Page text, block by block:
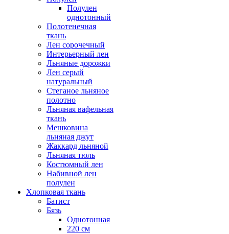
Полулен
однотонный
Полотенечная
ткань
Лен сорочечный
Интерьерный лен
Льняные дорожки
Лен серый
натуральный
Стеганое льняное
полотно
Льняная вафельная
ткань
Мешковина
льняная джут
Жаккард льняной
Льняная тюль
Костюмный лен
Набивной лен
полулен
Хлопковая ткань
Батист
Бязь
Однотонная
220 см